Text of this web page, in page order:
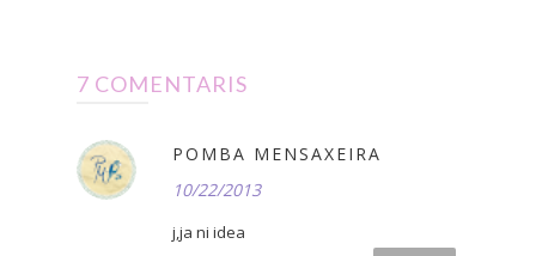
7 COMENTARIS
POMBA MENSAXEIRA
10/22/2013
j,ja ni idea